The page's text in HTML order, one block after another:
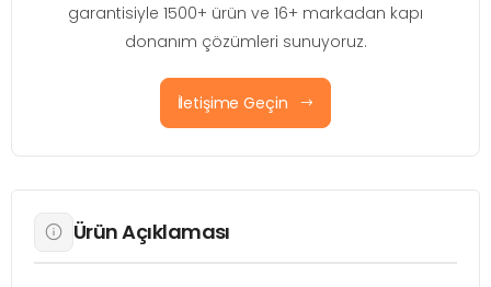
garantisiyle 1500+ ürün ve 16+ markadan kapı
donanım çözümleri sunuyoruz.
İletişime Geçin
Ürün Açıklaması